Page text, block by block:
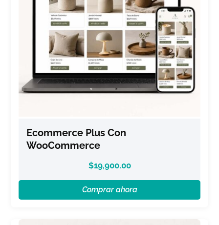
Ecommerce Plus Con
WooCommerce
$19,900.00
Comprar ahora